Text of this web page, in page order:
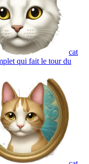
cat
qui fait le tour du